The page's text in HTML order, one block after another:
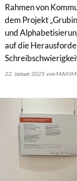
Rahmen von
dem Projekt
und
auf die
22. Januar 2025 von